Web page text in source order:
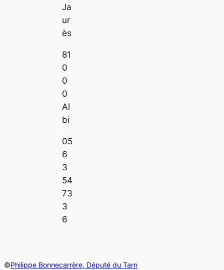
Ja
ur
ès
81
0
0
0
Al
bi
05
6
3
54
73
3
6
©Philippe Bonnecarrère, Député du Tarn